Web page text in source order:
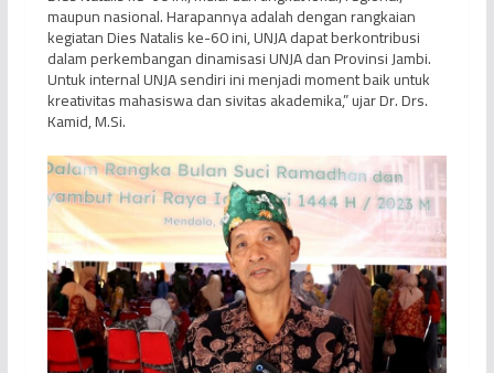
maupun nasional. Harapannya adalah dengan rangkaian
kegiatan Dies Natalis ke-60 ini, UNJA dapat berkontribusi
dalam perkembangan dinamisasi UNJA dan Provinsi Jambi.
Untuk internal UNJA sendiri ini menjadi moment baik untuk
kreativitas mahasiswa dan sivitas akademika,” ujar Dr. Drs.
Kamid, M.Si.